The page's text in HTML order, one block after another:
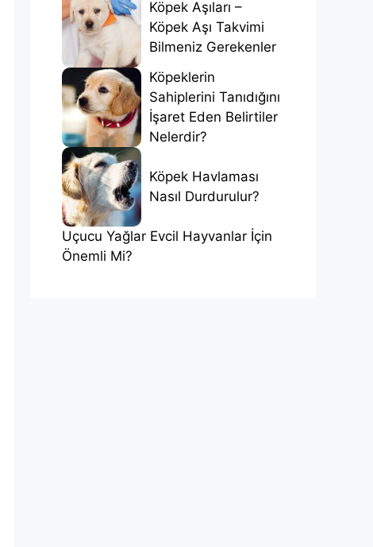
Köpek Aşıları –
Köpek Aşı Takvimi
Bilmeniz Gerekenler
Köpeklerin
Sahiplerini Tanıdığını
İşaret Eden Belirtiler
Nelerdir?
Köpek Havlaması
Nasıl Durdurulur?
Uçucu Yağlar Evcil Hayvanlar İçin
Önemli Mi?